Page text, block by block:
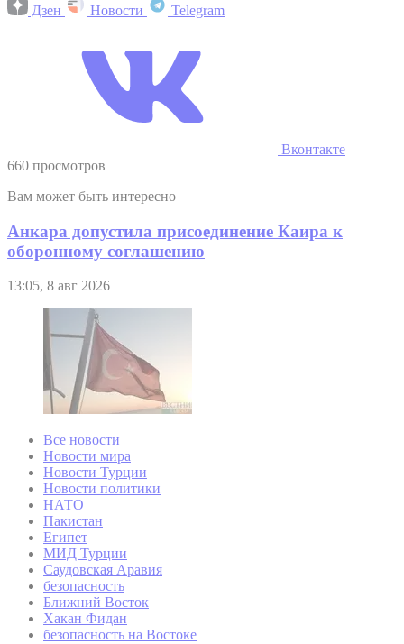
Дзен Новости Telegram
Вконтакте
660 просмотров
Вам может быть интересно
Анкара допустила присоединение Каира к
оборонному соглашению
13:05, 8 авг 2026
Все новости
Новости мира
Новости Турции
Новости политики
НАТО
Пакистан
Египет
МИД Турции
Саудовская Аравия
безопасность
Ближний Восток
Хакан Фидан
безопасность на Востоке